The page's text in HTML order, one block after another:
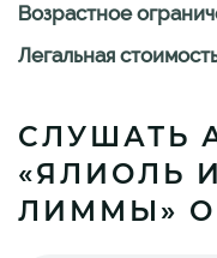
Возрастное
Легальная
СЛУШАТЬ
«ЯЛИОЛЬ
ЛИММЫ»